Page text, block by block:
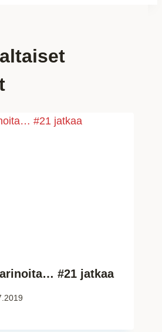
#21 jatkaa